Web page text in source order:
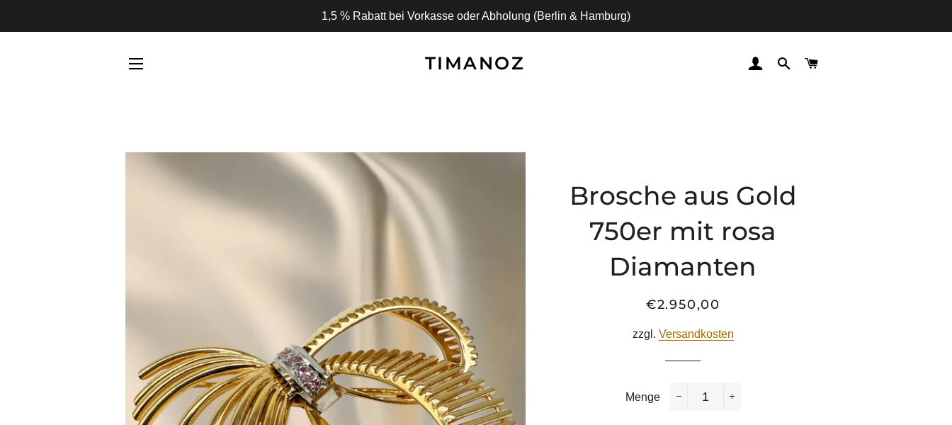
1,5 % Rabatt bei Vorkasse oder Abholung (Berlin & Hamburg)
TIMANOZ EINLOGGEN
SUCHE
Brosche aus Gold
750er mit rosa
Diamanten
Normaler
Sonderpreis
€2.950,00
zzgl. Versandkosten
Menge